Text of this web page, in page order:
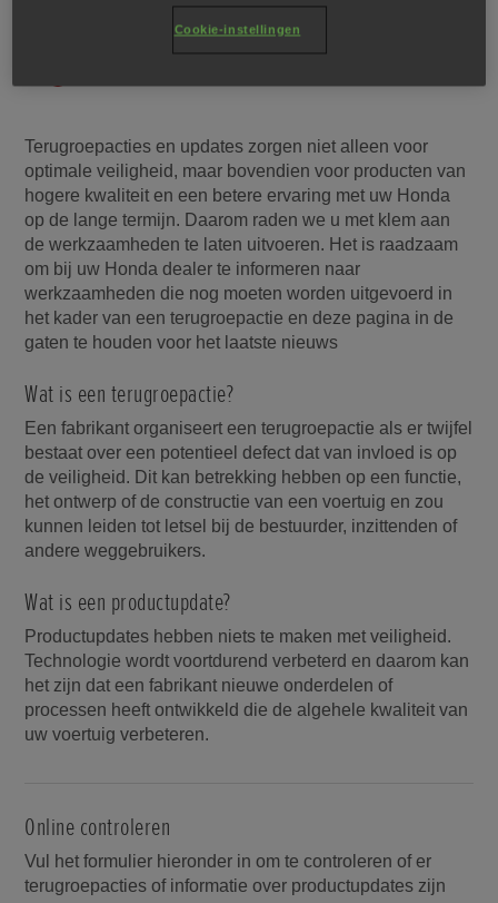
Terugroepacties en updates zorgen niet alleen voor
optimale veiligheid, maar bovendien voor producten van
hogere kwaliteit en een betere ervaring met uw Honda
op de lange termijn. Daarom raden we u met klem aan
de werkzaamheden te laten uitvoeren. Het is raadzaam
om bij uw Honda dealer te informeren naar
werkzaamheden die nog moeten worden uitgevoerd in
het kader van een terugroepactie en deze pagina in de
gaten te houden voor het laatste nieuws
Wat is een terugroepactie?
Een fabrikant organiseert een terugroepactie als er twijfel
bestaat over een potentieel defect dat van invloed is op
de veiligheid. Dit kan betrekking hebben op een functie,
het ontwerp of de constructie van een voertuig en zou
kunnen leiden tot letsel bij de bestuurder, inzittenden of
andere weggebruikers.
Wat is een productupdate?
Productupdates hebben niets te maken met veiligheid.
Technologie wordt voortdurend verbeterd en daarom kan
het zijn dat een fabrikant nieuwe onderdelen of
processen heeft ontwikkeld die de algehele kwaliteit van
uw voertuig verbeteren.
Online controleren
Vul het formulier hieronder in om te controleren of er
terugroepacties of informatie over productupdates zijn
Cookie-instellingen